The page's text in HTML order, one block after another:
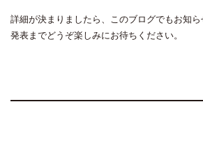
詳細が決まりましたら、このブログでもお知ら
発表までどうぞ楽しみにお待ちください。